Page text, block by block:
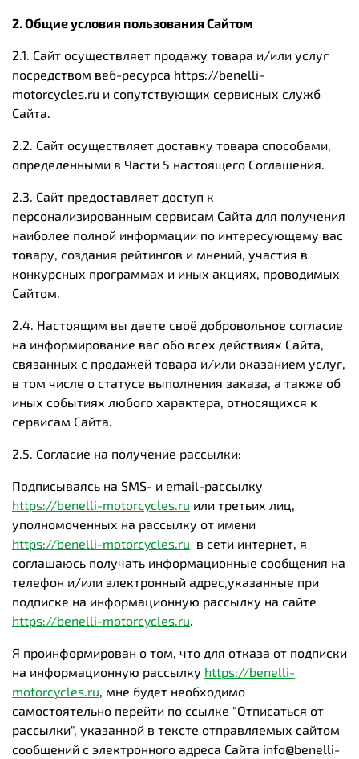
2. Общие условия пользования Сайтом
2.1. Сайт осуществляет продажу товара и/или услуг
посредством веб-ресурса https://benelli-
motorcycles.ru и сопутствующих сервисных служб
Сайта.
2.2. Сайт осуществляет доставку товара способами,
определенными в Части 5 настоящего Соглашения.
2.3. Сайт предоставляет доступ к
персонализированным сервисам Сайта для получения
наиболее полной информации по интересующему вас
товару, создания рейтингов и мнений, участия в
конкурсных программах и иных акциях, проводимых
Сайтом.
2.4. Настоящим вы даете своё добровольное согласие
на информирование вас обо всех действиях Сайта,
связанных с продажей товара и/или оказанием услуг,
в том числе о статусе выполнения заказа, а также об
иных событиях любого характера, относящихся к
сервисам Сайта.
2.5. Согласие на получение рассылки:
Подписываясь на SMS- и email-рассылку
https://benelli-motorcycles.ru или третьих лиц,
уполномоченных на рассылку от имени
https://benelli-motorcycles.ru в сети интернет, я
соглашаюсь получать информационные сообщения на
телефон и/или электронный адрес,указанные при
подписке на информационную рассылку на сайте
https://benelli-motorcycles.ru.
Я проинформирован о том, что для отказа от подписки
на информационную рассылку https://benelli-
motorcycles.ru, мне будет необходимо
самостоятельно перейти по ссылке "Отписаться от
рассылки", указанной в тексте отправляемых сайтом
сообщений с электронного адреса Сайта info@benelli-